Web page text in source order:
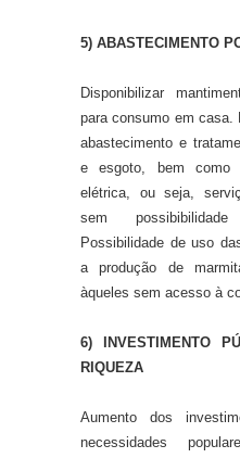
5) ABASTECIMENTO
Disponibilizar
para consumo em casa.
abastecimento e
e esgoto, bem como
elétrica, ou seja,
sem
Possibilidade de uso
a produção de
àqueles sem acesso à
6) INVESTIMENTO
RIQUEZA
Aumento dos
necessidades